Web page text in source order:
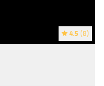
4.5 (8)